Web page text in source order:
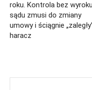
roku. Kontrola bez wyroku
sądu zmusi do zmiany
umowy i ściągnie
haracz